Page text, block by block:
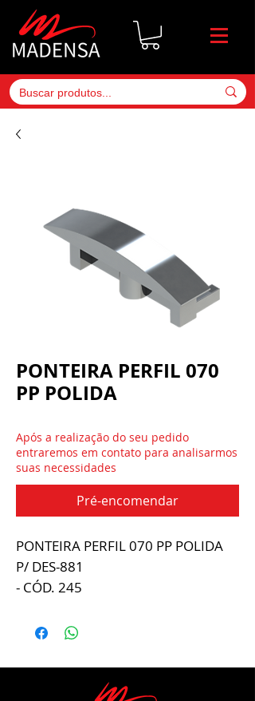
PONTEIRA PERFIL 070
PP POLIDA
Após a realização do seu pedido
entraremos em contato para analisarmos
suas necessidades
Pré-encomendar
PONTEIRA PERFIL 070 PP POLIDA
P/ DES-881
- CÓD. 245